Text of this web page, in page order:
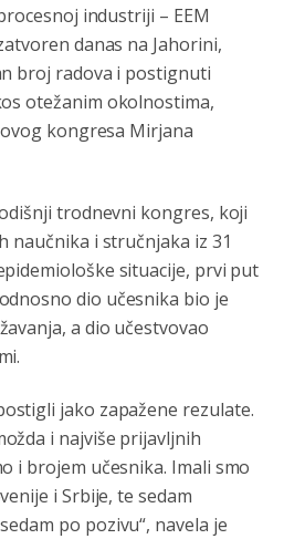
industriji – EEM
danas na Jahorini,
broj radova i postignuti
otežanim okolnostima,
kongresa Mirjana
trodnevni kongres, koji
naučnika i stručnjaka iz 31
situacije, prvi put
dio učesnika bio je
a dio učestvovao
jako zapažene rezulate.
i najviše prijavljnih
i brojem učesnika. Imali smo
i Srbije, te sedam
po pozivu“, navela je